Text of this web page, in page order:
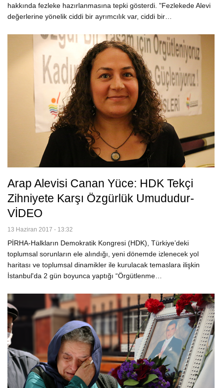
hakkında fezleke hazırlanmasına tepki gösterdi. "Fezlekede Alevi
değerlerine yönelik ciddi bir ayrımcılık var, ciddi bir…
Arap Alevisi Canan Yüce: HDK Tekçi
Zihniyete Karşı Özgürlük Umududur-
VİDEO
13 Haziran 2017 - 13:32
PİRHA-Halkların Demokratik Kongresi (HDK), Türkiye’deki
toplumsal sorunların ele alındığı, yeni dönemde izlenecek yol
haritası ve toplumsal dinamikler ile kurulacak temaslara ilişkin
İstanbul'da 2 gün boyunca yaptığı “Örgütlenme…